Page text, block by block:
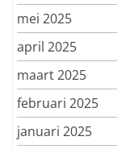
mei 2025
april 2025
maart 2025
februari 2025
januari 2025